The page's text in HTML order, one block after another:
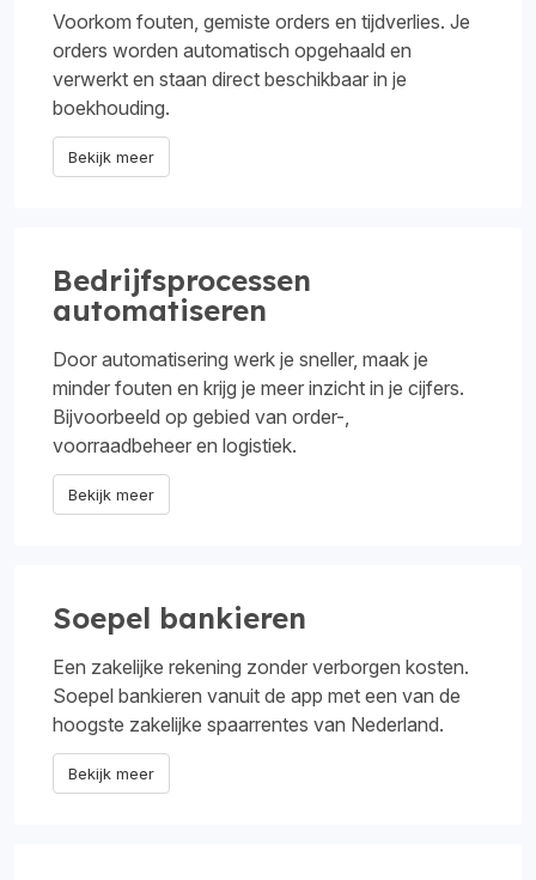
Voorkom fouten, gemiste orders en tijdverlies. Je
orders worden automatisch opgehaald en
verwerkt en staan direct beschikbaar in je
boekhouding.
Bekijk meer
Bedrijfsprocessen
automatiseren
Door automatisering werk je sneller, maak je
minder fouten en krijg je meer inzicht in je cijfers.
Bijvoorbeeld op gebied van order-,
voorraadbeheer en logistiek.
Bekijk meer
Soepel bankieren
Een zakelijke rekening zonder verborgen kosten.
Soepel bankieren vanuit de app met een van de
hoogste zakelijke spaarrentes van Nederland.
Bekijk meer